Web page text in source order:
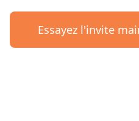
Essayez l'invite